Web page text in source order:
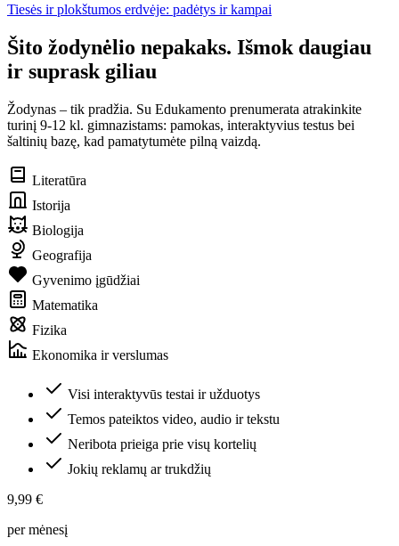
Tiesės ir plokštumos erdvėje: padėtys ir kampai
Šito žodynėlio nepakaks. Išmok daugiau
ir suprask giliau
Žodynas – tik pradžia. Su Edukamento prenumerata atrakinkite
turinį 9-12 kl. gimnazistams: pamokas, interaktyvius testus bei
šaltinių bazę, kad pamatytumėte pilną vaizdą.
Literatūra
Istorija
Biologija
Geografija
Gyvenimo įgūdžiai
Matematika
Fizika
Ekonomika ir verslumas
Visi interaktyvūs testai ir užduotys
Temos pateiktos video, audio ir tekstu
Neribota prieiga prie visų kortelių
Jokių reklamų ar trukdžių
9,99 €
per mėnesį